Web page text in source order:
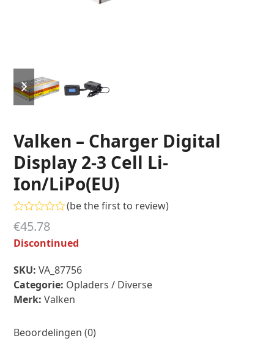
previous
slide
next
slide
Valken – Charger Digital
Display 2-3 Cell Li-
Ion/LiPo(EU)
Gewaardeerd
0
uit
5
(be the first to review)
€45.78
Discontinued
SKU:VA_87756
Categorie: Opladers / Diverse
Merk:Valken
Beoordelingen (0)